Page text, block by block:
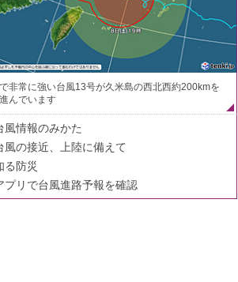
非常に強い台風13号が久米島の西北西約200kmを
んでいます
風情報のみかた
風の接近、上陸に備えて
る防災
プリで台風進路予報を確認